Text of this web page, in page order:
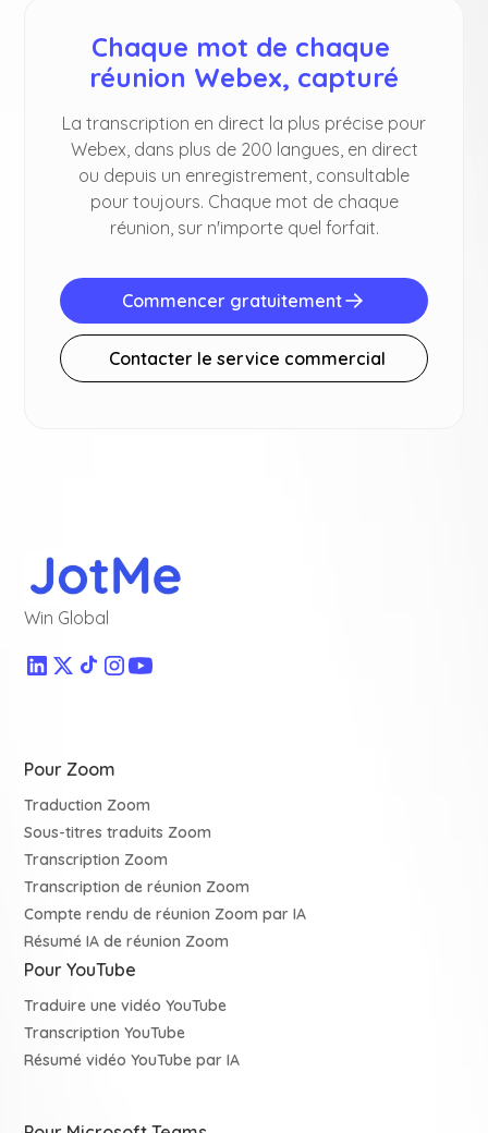
Chaque mot de chaque
réunion Webex, capturé
La transcription en direct la plus précise pour
Webex, dans plus de 200 langues, en direct
ou depuis un enregistrement, consultable
pour toujours. Chaque mot de chaque
réunion, sur n'importe quel forfait.
Commencer gratuitement
Contacter le service commercial
Win Global
Pour Zoom
Traduction Zoom
Sous-titres traduits Zoom
Transcription Zoom
Transcription de réunion Zoom
Compte rendu de réunion Zoom par IA
Résumé IA de réunion Zoom
Pour YouTube
Traduire une vidéo YouTube
Transcription YouTube
Résumé vidéo YouTube par IA